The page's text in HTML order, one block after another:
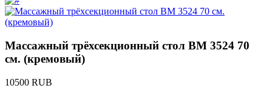
Массажный трёхсекционный стол BM 3524 70
см. (кремовый)
10500 RUB